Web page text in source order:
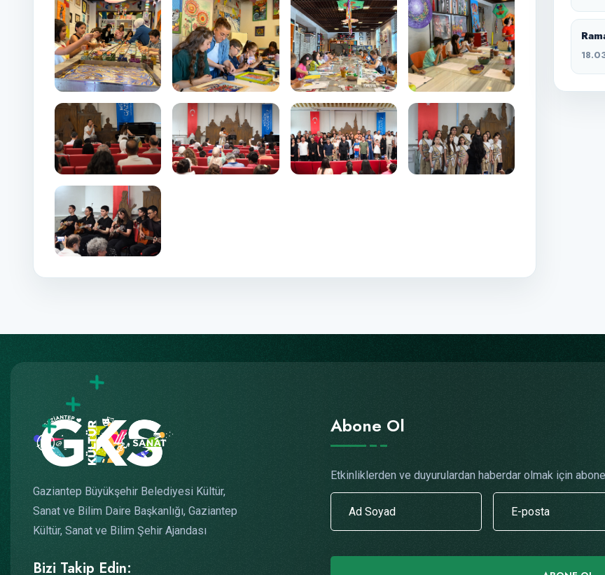
Gaziantep Büyükşehir Belediyesi Kültür,
Sanat ve Bilim Daire Başkanlığı, Gaziantep
Kültür, Sanat ve Bilim Şehir Ajandası
Bizi Takip Edin:
Abone Ol
Etkinliklerden ve duyurulardan haberdar olmak için